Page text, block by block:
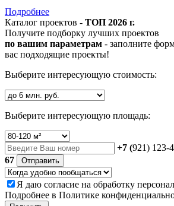
Подробнее
Каталог проектов - ТОП 2026 г.
Получите подборку лучших проектов
по вашим параметрам - заполните
вас подходящие проекты!
Выберите интересующую стоимость:
Выберите интересующую площадь:
+7 (921) 123-
67
Отправить
Я даю согласие на обработку
Подробнее в Политике